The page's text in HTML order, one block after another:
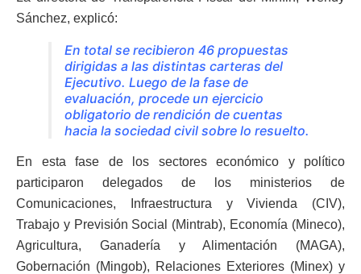
Sánchez, explicó:
En total se recibieron 46 propuestas
dirigidas a las distintas carteras del
Ejecutivo. Luego de la fase de
evaluación, procede un ejercicio
obligatorio de rendición de cuentas
hacia la sociedad civil sobre lo resuelto.
En esta fase de los sectores económico y político
participaron delegados de los ministerios de
Comunicaciones, Infraestructura y Vivienda (CIV),
Trabajo y Previsión Social (Mintrab), Economía (Mineco),
Agricultura, Ganadería y Alimentación (MAGA),
Gobernación (Mingob), Relaciones Exteriores (Minex) y